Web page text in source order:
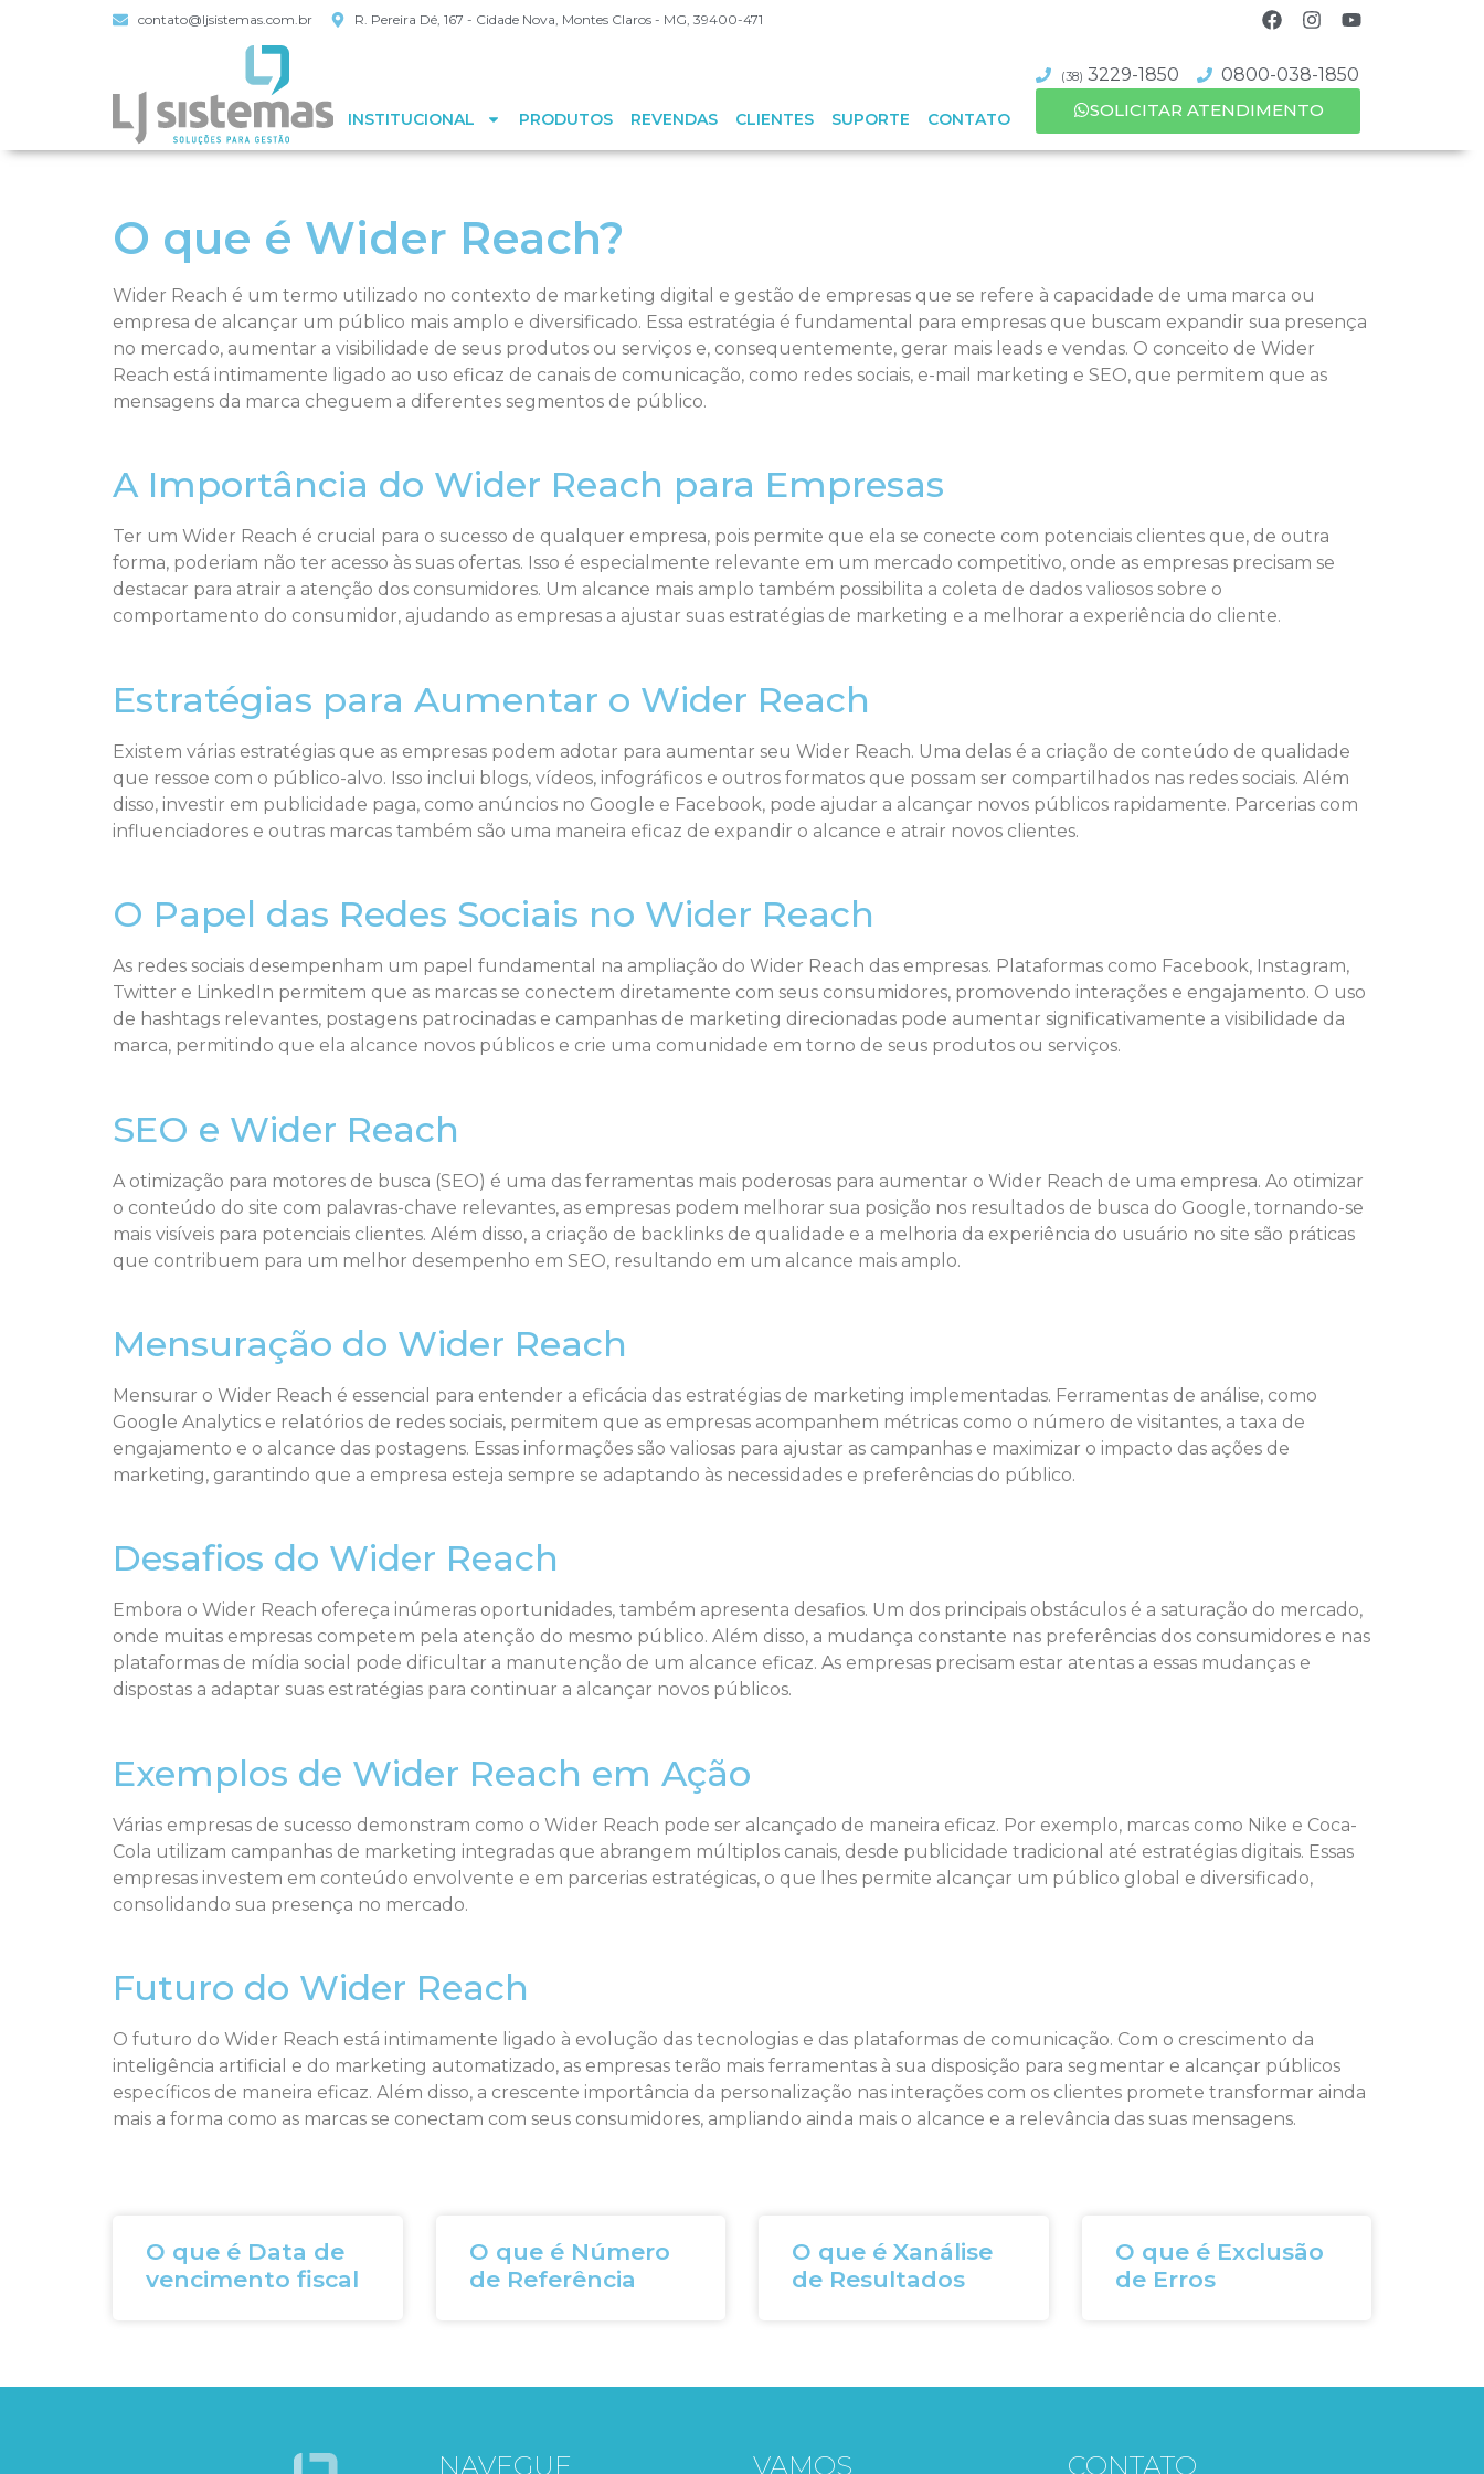
contato@ljsistemas.com.br R. Pereira Dé, 167 - Cidade Nova, Montes Claros - MG, 39400-471
INSTITUCIONAL PRODUTOS REVENDAS CLIENTES SUPORTE CONTATO
(38) 3229-1850
0800-038-1850
SOLICITAR ATENDIMENTO
O que é Wider Reach?
Wider Reach é um termo utilizado no contexto de marketing digital e gestão de empresas que se refere à capacidade de uma marca ou
empresa de alcançar um público mais amplo e diversificado. Essa estratégia é fundamental para empresas que buscam expandir sua presença
no mercado, aumentar a visibilidade de seus produtos ou serviços e, consequentemente, gerar mais leads e vendas. O conceito de Wider
Reach está intimamente ligado ao uso eficaz de canais de comunicação, como redes sociais, e-mail marketing e SEO, que permitem que as
mensagens da marca cheguem a diferentes segmentos de público.
A Importância do Wider Reach para Empresas
Ter um Wider Reach é crucial para o sucesso de qualquer empresa, pois permite que ela se conecte com potenciais clientes que, de outra
forma, poderiam não ter acesso às suas ofertas. Isso é especialmente relevante em um mercado competitivo, onde as empresas precisam se
destacar para atrair a atenção dos consumidores. Um alcance mais amplo também possibilita a coleta de dados valiosos sobre o
comportamento do consumidor, ajudando as empresas a ajustar suas estratégias de marketing e a melhorar a experiência do cliente.
Estratégias para Aumentar o Wider Reach
Existem várias estratégias que as empresas podem adotar para aumentar seu Wider Reach. Uma delas é a criação de conteúdo de qualidade
que ressoe com o público-alvo. Isso inclui blogs, vídeos, infográficos e outros formatos que possam ser compartilhados nas redes sociais. Além
disso, investir em publicidade paga, como anúncios no Google e Facebook, pode ajudar a alcançar novos públicos rapidamente. Parcerias com
influenciadores e outras marcas também são uma maneira eficaz de expandir o alcance e atrair novos clientes.
O Papel das Redes Sociais no Wider Reach
As redes sociais desempenham um papel fundamental na ampliação do Wider Reach das empresas. Plataformas como Facebook, Instagram,
Twitter e LinkedIn permitem que as marcas se conectem diretamente com seus consumidores, promovendo interações e engajamento. O uso
de hashtags relevantes, postagens patrocinadas e campanhas de marketing direcionadas pode aumentar significativamente a visibilidade da
marca, permitindo que ela alcance novos públicos e crie uma comunidade em torno de seus produtos ou serviços.
SEO e Wider Reach
A otimização para motores de busca (SEO) é uma das ferramentas mais poderosas para aumentar o Wider Reach de uma empresa. Ao otimizar
o conteúdo do site com palavras-chave relevantes, as empresas podem melhorar sua posição nos resultados de busca do Google, tornando-se
mais visíveis para potenciais clientes. Além disso, a criação de backlinks de qualidade e a melhoria da experiência do usuário no site são práticas
que contribuem para um melhor desempenho em SEO, resultando em um alcance mais amplo.
Mensuração do Wider Reach
Mensurar o Wider Reach é essencial para entender a eficácia das estratégias de marketing implementadas. Ferramentas de análise, como
Google Analytics e relatórios de redes sociais, permitem que as empresas acompanhem métricas como o número de visitantes, a taxa de
engajamento e o alcance das postagens. Essas informações são valiosas para ajustar as campanhas e maximizar o impacto das ações de
marketing, garantindo que a empresa esteja sempre se adaptando às necessidades e preferências do público.
Desafios do Wider Reach
Embora o Wider Reach ofereça inúmeras oportunidades, também apresenta desafios. Um dos principais obstáculos é a saturação do mercado,
onde muitas empresas competem pela atenção do mesmo público. Além disso, a mudança constante nas preferências dos consumidores e nas
plataformas de mídia social pode dificultar a manutenção de um alcance eficaz. As empresas precisam estar atentas a essas mudanças e
dispostas a adaptar suas estratégias para continuar a alcançar novos públicos.
Exemplos de Wider Reach em Ação
Várias empresas de sucesso demonstram como o Wider Reach pode ser alcançado de maneira eficaz. Por exemplo, marcas como Nike e Coca-
Cola utilizam campanhas de marketing integradas que abrangem múltiplos canais, desde publicidade tradicional até estratégias digitais. Essas
empresas investem em conteúdo envolvente e em parcerias estratégicas, o que lhes permite alcançar um público global e diversificado,
consolidando sua presença no mercado.
Futuro do Wider Reach
O futuro do Wider Reach está intimamente ligado à evolução das tecnologias e das plataformas de comunicação. Com o crescimento da
inteligência artificial e do marketing automatizado, as empresas terão mais ferramentas à sua disposição para segmentar e alcançar públicos
específicos de maneira eficaz. Além disso, a crescente importância da personalização nas interações com os clientes promete transformar ainda
mais a forma como as marcas se conectam com seus consumidores, ampliando ainda mais o alcance e a relevância das suas mensagens.
O que é Data de
vencimento fiscal
O que é Número
de Referência
O que é Xanálise
de Resultados
O que é Exclusão
de Erros
NAVEGUE VAMOS CONTATO